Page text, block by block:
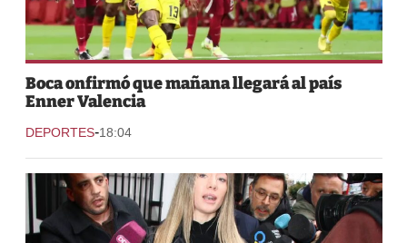
Boca onfirmó que mañana llegará al país
Enner Valencia
DEPORTES-18:04